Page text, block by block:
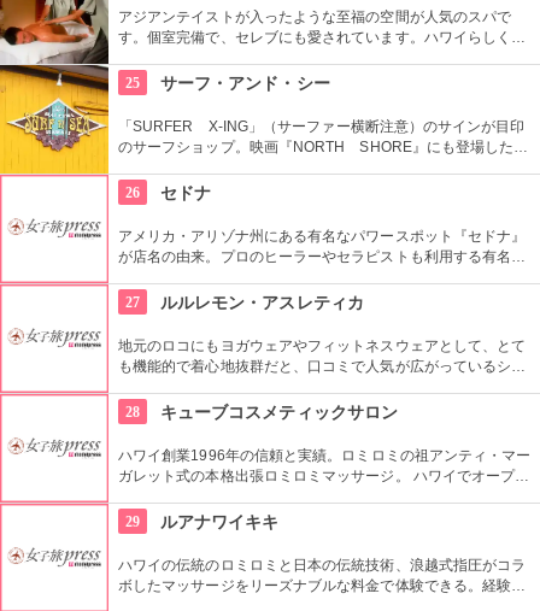
アジアンテイストが入ったような至福の空間が人気のスパで
す。個室完備で、セレブにも愛されています。ハワイらしくロ
スメを買えば、おうちでも極上なエステ気分が味わえますね。
25 サーフ・アンド・シー
「SURFER X-ING」（サーファー横断注意）のサインが目印
のサーフショップ。映画『NORTH SHORE』にも登場した
本人スタッフもいるから、日本語で安心してお買い物ができま
すよ。
26 セドナ
アメリカ・アリゾナ州にある有名なパワースポット『セドナ』
が店名の由来。プロのヒーラーやセラピストも利用する有名店
レスレット、オイルなど、日常的に使えるものもたくさんあり
ます。
27 ルルレモン・アスレティカ
地元のロコにもヨガウェアやフィットネスウェアとして、とて
も機能的で着心地抜群だと、口コミで人気が広がっているショ
体験教室がお勧め。体験でヨガにはまってしまった人は、すぐ
に揃えたくなるものばかり♪
28 キューブコスメティックサロン
ハワイ創業1996年の信頼と実績。ロミロミの祖アンティ・マー
ガレット式の本格出張ロミロミマッサージ。 ハワイでオープン
在はホテル出張のみの営業。
29 ルアナワイキキ
ハワイの伝統のロミロミと日本の伝統技術、浪越式指圧がコラ
ボしたマッサージをリーズナブルな料金で体験できる。経験豊